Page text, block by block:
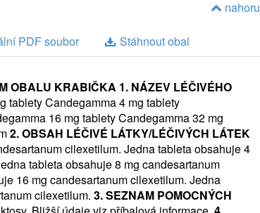
a transplantaci ledvin.
zvracel/a nebo máte průjem.
se označuje jako Connův syndrom (též primární
mrtvici.
mohla být) těhotná, řekněte to lékaři.
selháním a zhoršenou systolickou funkcí
levé srdeční komory ≤ 40%) jako přídavná
konvertujícího enzymu (ACE) nebo když ACE
5.1).
Dávkování při hypertenzi Doporučená počáteční
Candegamma je 8 mg jednou denně.
je dosaženo v průběhu 4 týdnů. U některých
tlaku, může být dávka zvýšena na 16
dávku 32 mg jednou denně. Léčbu je
tlaku. Přípravek Candegamma lze podávat
nahoru
PDF soubor Stáhnout obal
OBALU KRABIČKA 1. NÁZEV LÉČIVÉHO
tablety Candegamma 4 mg tablety
16 mg tablety Candegamma 32 mg
2. OBSAH LÉČIVÉ LÁTKY/LÉČIVÝCH LÁTEK
cilexetilum. Jedna tableta obsahuje 4
tableta obsahuje 8 mg candesartanum
16 mg candesartanum cilexetilum. Jedna
cilexetilum. 3. SEZNAM POMOCNÝCH